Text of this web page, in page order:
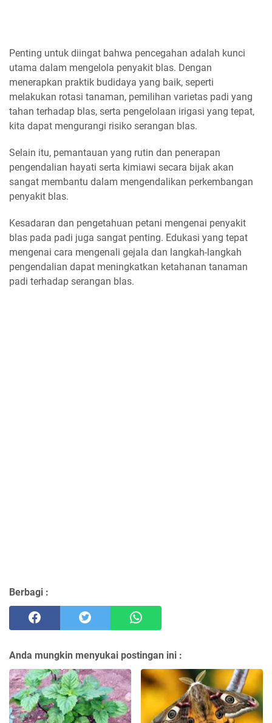
Penting untuk diingat bahwa pencegahan adalah kunci
utama dalam mengelola penyakit blas. Dengan
menerapkan praktik budidaya yang baik, seperti
melakukan rotasi tanaman, pemilihan varietas padi yang
tahan terhadap blas, serta pengelolaan irigasi yang tepat,
kita dapat mengurangi risiko serangan blas.
Selain itu, pemantauan yang rutin dan penerapan
pengendalian hayati serta kimiawi secara bijak akan
sangat membantu dalam mengendalikan perkembangan
penyakit blas.
Kesadaran dan pengetahuan petani mengenai penyakit
blas pada padi juga sangat penting. Edukasi yang tepat
mengenai cara mengenali gejala dan langkah-langkah
pengendalian dapat meningkatkan ketahanan tanaman
padi terhadap serangan blas.
Berbagi :
Anda mungkin menyukai postingan ini :